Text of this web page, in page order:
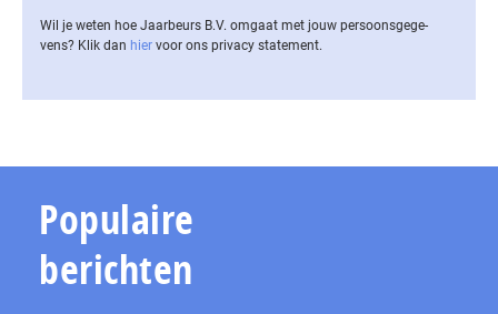
Wil je weten hoe Jaarbeurs B.V. omgaat met jouw per­soons­ge­ge­
vens? Klik dan hier voor ons privacy statement.
Populaire
berichten